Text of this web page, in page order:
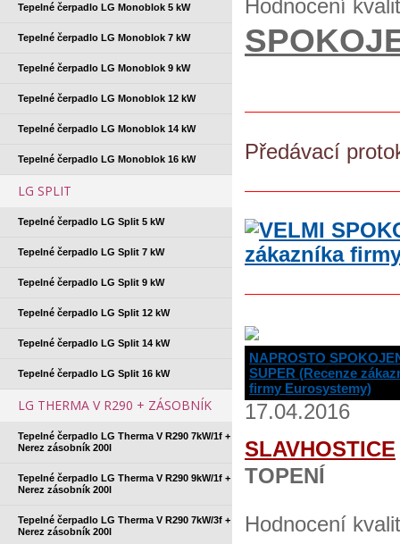
Tepelné čerpadlo LG Monoblok 5 kW
Tepelné čerpadlo LG Monoblok 7 kW
Tepelné čerpadlo LG Monoblok 9 kW
Tepelné čerpadlo LG Monoblok 12 kW
Tepelné čerpadlo LG Monoblok 14 kW
Tepelné čerpadlo LG Monoblok 16 kW
LG SPLIT
Tepelné čerpadlo LG Split 5 kW
Tepelné čerpadlo LG Split 7 kW
Tepelné čerpadlo LG Split 9 kW
Tepelné čerpadlo LG Split 12 kW
Tepelné čerpadlo LG Split 14 kW
Tepelné čerpadlo LG Split 16 kW
LG THERMA V R290 + ZÁSOBNÍK
Tepelné čerpadlo LG Therma V R290 7kW/1f +
Nerez zásobník 200l
Tepelné čerpadlo LG Therma V R290 9kW/1f +
Nerez zásobník 200l
Tepelné čerpadlo LG Therma V R290 7kW/3f +
Nerez zásobník 200l
Hodnocení
Předávací
NAPROSTO
SUPER (Recenze
firmy Eurosystemy)
17.04.2016
SLAVHOSTICE
TOPENÍ
Hodnocení